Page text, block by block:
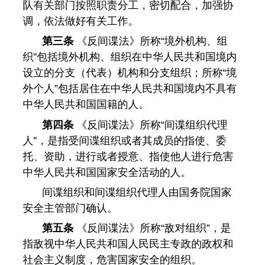
队有关部门按照职责分工，密切配合，加强协
调，依法做好有关工作。
第三条《反间谍法》所称“境外机构、组
织”包括境外机构、组织在中华人民共和国境内
设立的分支（代表）机构和分支组织；所称“境
外个人”包括居住在中华人民共和国境内不具有
中华人民共和国国籍的人。
第四条《反间谍法》所称“间谍组织代理
人”，是指受间谍组织或者其成员的指使、委
托、资助，进行或者授意、指使他人进行危害
中华人民共和国国家安全活动的人。
间谍组织和间谍组织代理人由国务院国家
安全主管部门确认。
第五条《反间谍法》所称“敌对组织”，是
指敌视中华人民共和国人民民主专政的政权和
社会主义制度，危害国家安全的组织。